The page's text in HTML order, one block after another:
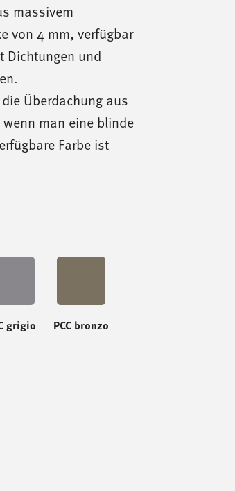
massivem
von 4 mm, verfügbar
Dichtungen und
Überdachung aus
man eine blinde
Farbe ist
grigio PCC bronzo